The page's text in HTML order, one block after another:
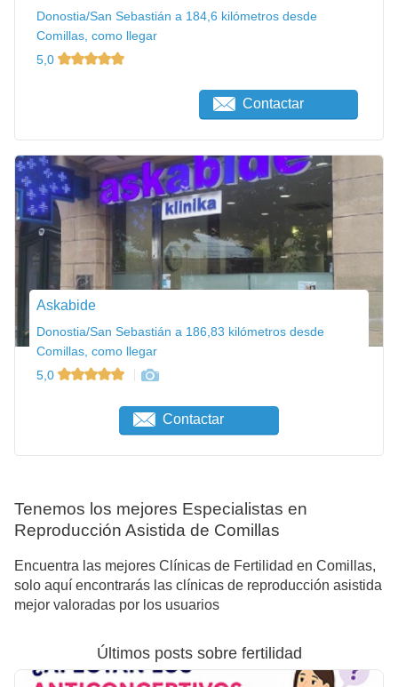
Donostia/San Sebastián a 184,6 kilómetros desde
Comillas, como llegar
5,0
Contactar
Askabide
Donostia/San Sebastián a 186,83 kilómetros desde
Comillas, como llegar
5,0
Contactar
Tenemos los mejores Especialistas en
Reproducción Asistida de Comillas
Encuentra las mejores Clínicas de Fertilidad en Comillas,
solo aquí encontrarás las clínicas de reproducción asistida
mejor valoradas por los usuarios
Últimos posts sobre fertilidad